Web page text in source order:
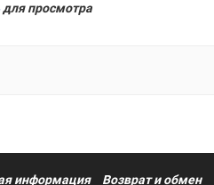
для просмотра
информация Возврат и обмен